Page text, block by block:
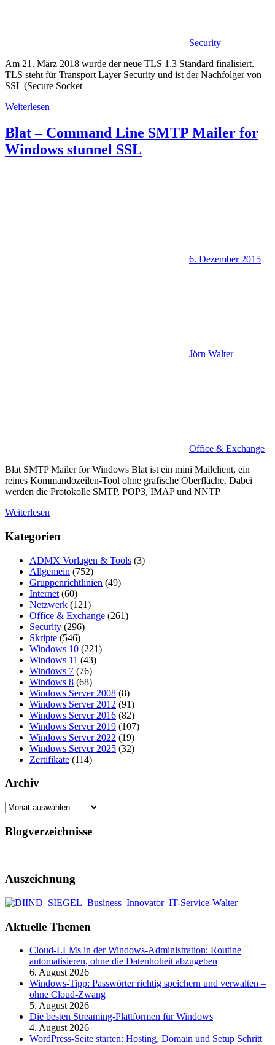
Security
Am 21. März 2018 wurde der neue TLS 1.3 Standard finalisiert.
TLS steht für Transport Layer Security und ist der Nachfolger von
SSL (Secure Socket
Weiterlesen
Blat – Command Line SMTP Mailer for
Windows stunnel SSL
6. Dezember 2015
Jörn Walter
Office & Exchange
Blat SMTP Mailer for Windows Blat ist ein mini Mailclient, ein
reines Kommandozeilen-Tool ohne grafische Oberfläche. Dabei
werden die Protokolle SMTP, POP3, IMAP und NNTP
Weiterlesen
Kategorien
ADMX Vorlagen & Tools (3)
Allgemein (752)
Gruppenrichtlinien (49)
Internet (60)
Netzwerk (121)
Office & Exchange (261)
Security (296)
Skripte (546)
Windows 10 (221)
Windows 11 (43)
Windows 7 (76)
Windows 8 (68)
Windows Server 2008 (8)
Windows Server 2012 (91)
Windows Server 2016 (82)
Windows Server 2019 (107)
Windows Server 2022 (19)
Windows Server 2025 (32)
Zertifikate (114)
Archiv
Archiv
Blogverzeichnisse
Auszeichnung
Aktuelle Themen
Cloud-LLMs in der Windows-Administration: Routine
automatisieren, ohne die Datenhoheit abzugeben
6. August 2026
Windows-Tipp: Passwörter richtig speichern und verwalten –
ohne Cloud-Zwang
5. August 2026
Die besten Streaming-Plattformen für Windows
4. August 2026
WordPress-Seite starten: Hosting, Domain und Setup Schritt